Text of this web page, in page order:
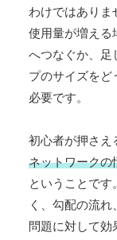
わけではありま
使用量が増える
へつなぐか、足
プのサイズをど
必要です。
初心者が押さえ
ネットワークの
ということで
く、勾配の流
問題に対して効